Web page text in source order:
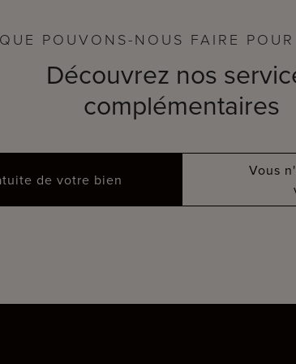
QUE POUVONS-NOUS FAIRE
Découvrez nos
complémentaires
de votre bien
Vous